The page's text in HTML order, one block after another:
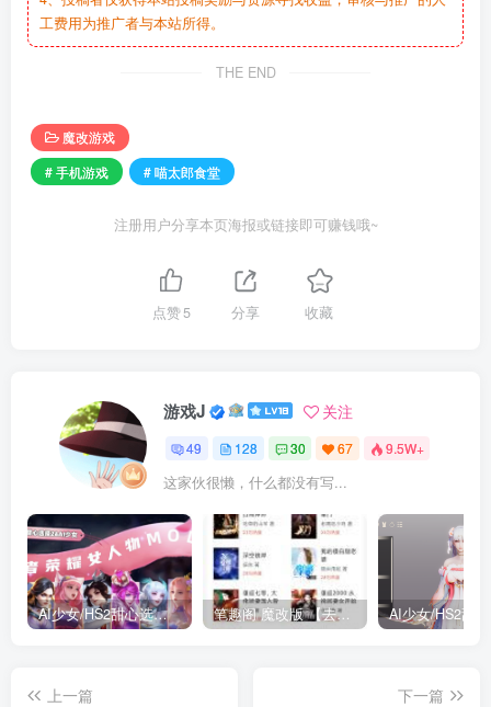
工费用为推广者与本站所得。
THE END
魔改游戏
# 手机游戏
# 喵太郎食堂
注册用户分享本页海报或链接即可赚钱哦~
点赞5 分享 收藏
游戏J 关注
49 128 30 67 9.5W+
这家伙很懒，什么都没有写...
AI少女/HS2甜心选择2 仿王者荣耀人物卡全合集打包 笔趣阁 魔改版 【去广告免费小说】
上一篇 下一篇